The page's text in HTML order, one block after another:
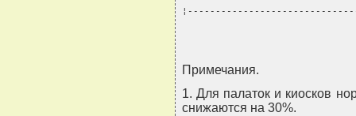
Примечания.
1. Для палаток и киосков
снижаются на 30%.